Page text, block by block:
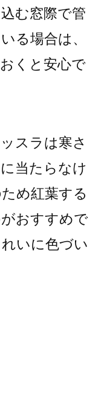
む窓際で管
る場合は、
くと安心で
スラは寒さ
当たらなけ
め紅葉する
おすすめで
いに色づい